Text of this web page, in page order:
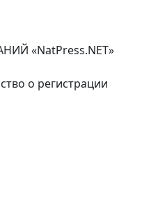
«NatPress.NET»
о регистрации